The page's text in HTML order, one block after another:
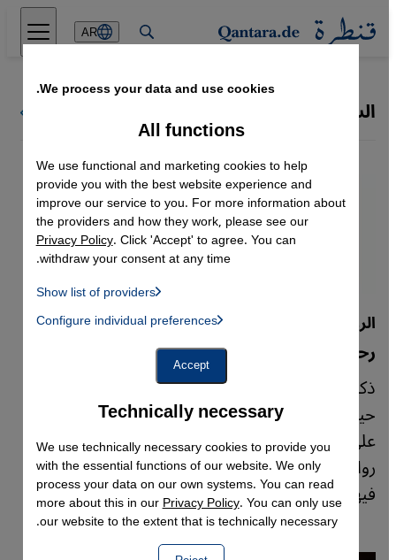
Direkt zum Inhalt springen
AR
السلفيون /السلفية
الرواية اليمنية "خمسة منازل لله وغرفة لجدتي"
رحلة قروي في البحث عن الله
ذكريات شاب بمدينة تعز يؤرخ لحقبة التسعينيات
حين كانت أحزاب سياسية وحركات دينية تتنافس
على حشد التأييد. أماني الصيفي قرأت لموقع قنطرة
رواية مروان الغفوري وتكتب عن الفكاهي والمقدس
فيها.
We process your data and use cookies.
Technically necessary
We use technically necessary cookies to provide you
with the essential functions of our website. We only
process your data on our own systems. You can read
more about this in ourPrivacy Policy. You can only use
our website to the extent that is technically necessary.
All functions
We use functional and marketing cookies to help
provide you with the best website experience and
improve our service to you. For more information about
the providers and how they work, please see our
Privacy Policy. Click 'Accept' to agree. You can
withdraw your consent at any time.
Show list of providers
Instagram Embed, Twitter Embed, Youtube Embed
Facebook Embed / Facebook Connect
Google Maps Embed
Configure individual preferences
Accept